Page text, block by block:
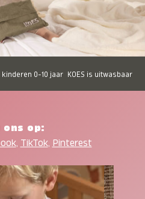
kinderen 0-10 jaar KOES is uitwasbaar
ons op:
, TikTok, Pinterest